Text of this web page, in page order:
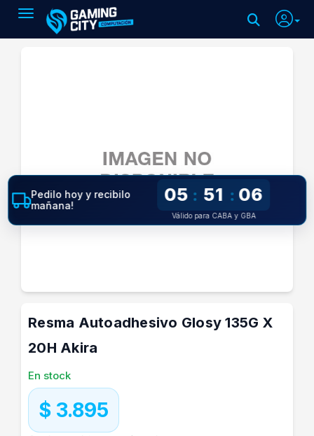
Toggle navigation
Resma Autoadhesivo Glosy 135G X
20H Akira
En stock
$ 3.895
Pedilo hoy y recibilo
mañana!
05 : 51 : 06
Válido para CABA y GBA